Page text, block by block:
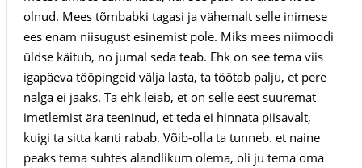
olnud. Mees tõmbabki tagasi ja vähemalt selle inimese
ees enam niisugust esinemist pole. Miks mees niimoodi
üldse käitub, no jumal seda teab. Ehk on see tema viis
igapäeva tööpingeid välja lasta, ta töötab palju, et pere
nälga ei jääks. Ta ehk leiab, et on selle eest suuremat
imetlemist ära teeninud, et teda ei hinnata piisavalt,
kuigi ta sitta kanti rabab. Võib-olla ta tunneb. et naine
peaks tema suhtes alandlikum olema, oli ju tema oma